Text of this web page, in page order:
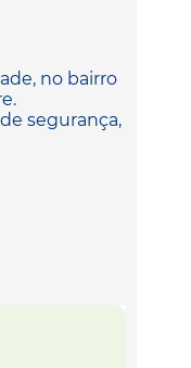
no bairro
segurança,